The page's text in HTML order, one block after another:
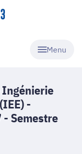
Menu
-
Semestre